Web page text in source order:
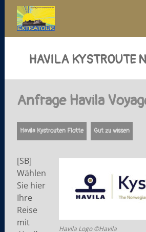
HAVILA KYSTROUTE
Anfrage Havila
Havila Kystrouten Flotte Gut zu wissen
Havila Logo ©Havila
[SB]
Wählen
Sie hier
Ihre
Reise
mit